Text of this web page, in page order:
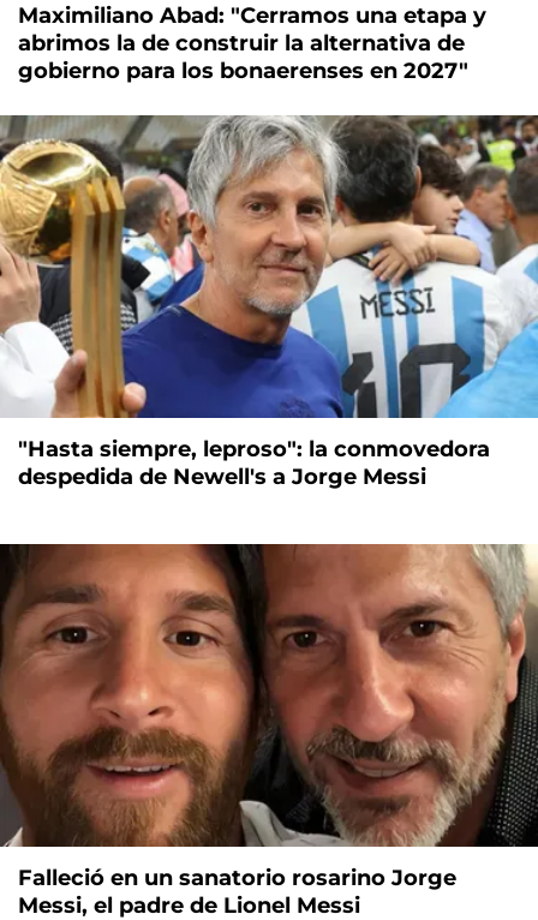
Maximiliano Abad: "Cerramos una etapa y
abrimos la de construir la alternativa de
gobierno para los bonaerenses en 2027"
"Hasta siempre, leproso": la conmovedora
despedida de Newell's a Jorge Messi
Falleció en un sanatorio rosarino Jorge
Messi, el padre de Lionel Messi